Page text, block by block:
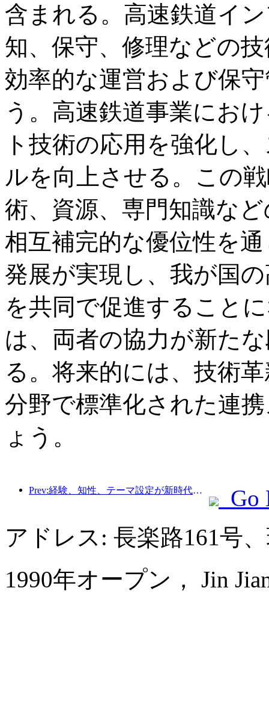
含まれる。高速鉄道イ
知、保守、修理などの
効率的な運営および保
う。高速鉄道事業にお
ト技術の応用を強化し
ルを向上させる。この
術、資源、専門知識な
相互補完的な優位性を
発展が実現し、我が国
を共同で促進すること
は、両者の協力が新た
る。将来的には、技術
分野で標準化された連
ょう。
Prev:経験、知性、テーマ設定が新時代のホテルの解決策
Go
アドレス: 長楽路161号
1990年オープン， Jin